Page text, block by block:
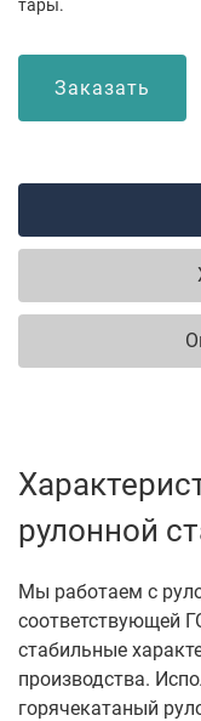
тары.
Заказать
рулонной
Мы работаем с
соответствующей
стабильные
производства.
горячекатаный